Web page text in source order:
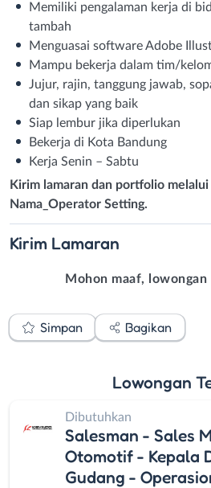
Memiliki pengalaman kerja di
tambah
Menguasai software Adobe
Mampu bekerja dalam tim/
Jujur, rajin, tanggung jawab,
dan sikap yang baik
Siap lembur jika diperlukan
Bekerja di Kota Bandung
Kerja Senin – Sabtu
Kirim lamaran dan portfolio
Nama_Operator Setting.
Kirim Lamaran
Mohon maaf,
Simpan Bagikan
Lowongan
Dibutuhkan
Salesman - Sales
Otomotif - Kepala
Gudang -